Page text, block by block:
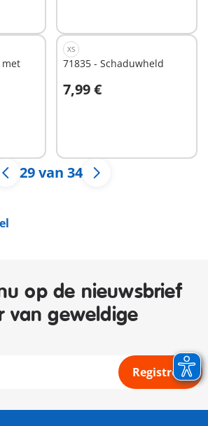
met
XS
71835 - Schaduwheld
7,99 €
In winkelwagen
29 van 34
op de nieuwsbrief
van geweldige
Registreer